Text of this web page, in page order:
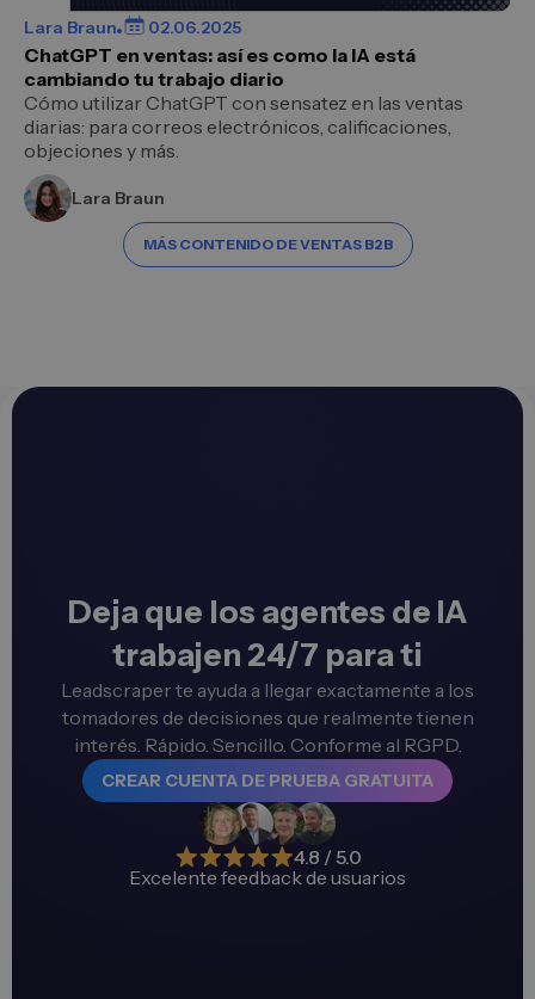
Lara Braun 02.06.2025
ChatGPT en ventas: así es como la IA está
cambiando tu trabajo diario
Cómo utilizar ChatGPT con sensatez en las ventas
diarias: para correos electrónicos, calificaciones,
objeciones y más.
Lara Braun
MÁS CONTENIDO DE VENTAS B2B
Deja que los agentes de IA
trabajen 24/7 para ti
Leadscraper te ayuda a llegar exactamente a los
tomadores de decisiones que realmente tienen
interés. Rápido. Sencillo. Conforme al RGPD.
CREAR CUENTA DE PRUEBA GRATUITA
4.8 / 5.0
Excelente feedback de usuarios